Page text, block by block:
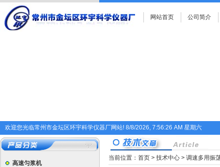
网站首页 公司简介
欢迎您光临常州市金坛区环宇科学仪器厂网站! 8/8/2026, 7:56:26 AM 星期六
高速匀浆机
当前位置： 首页 > 技术中心 > 调速多用振